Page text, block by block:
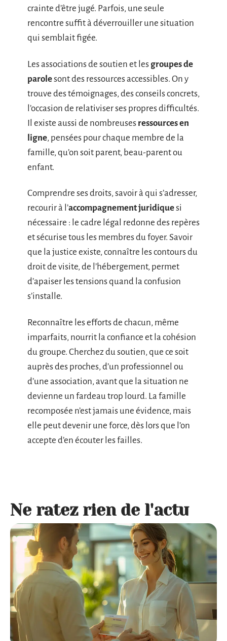
crainte d’être jugé. Parfois, une seule
rencontre suffit à déverrouiller une situation
qui semblait figée.
Les associations de soutien et les groupes de
parolesont des ressources accessibles. On y
trouve des témoignages, des conseils concrets,
l’occasion de relativiser ses propres difficultés.
Il existe aussi de nombreuses ressources en
ligne, pensées pour chaque membre de la
famille, qu’on soit parent, beau-parent ou
enfant.
Comprendre ses droits, savoir à qui s’adresser,
recourir à l’accompagnement juridiquesi
nécessaire : le cadre légal redonne des repères
et sécurise tous les membres du foyer. Savoir
que la justice existe, connaître les contours du
droit de visite, de l’hébergement, permet
d’apaiser les tensions quand la confusion
s’installe.
Reconnaître les efforts de chacun, même
imparfaits, nourrit la confiance et la cohésion
du groupe. Cherchez du soutien, que ce soit
auprès des proches, d’un professionnel ou
d’une association, avant que la situation ne
devienne un fardeau trop lourd. La famille
recomposée n’est jamais une évidence, mais
elle peut devenir une force, dès lors que l’on
accepte d’en écouter les failles.
Ne ratez rien de l'actu